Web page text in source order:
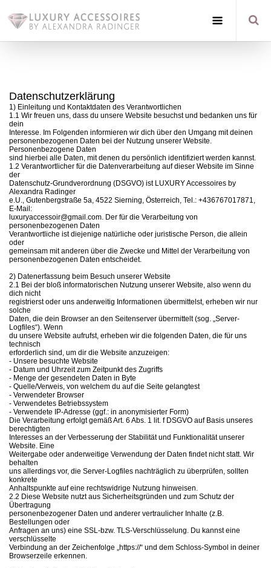
Datenschutzerklärung
1) Einleitung und Kontaktdaten des Verantwortlichen
1.1 Wir freuen uns, dass du unsere Website besuchst und bedanken uns für
dein
Interesse. Im Folgenden informieren wir dich über den Umgang mit deinen
personenbezogenen Daten bei der Nutzung unserer Website.
Personenbezogene Daten
sind hierbei alle Daten, mit denen du persönlich identifiziert werden kannst.
1.2 Verantwortlicher für die Datenverarbeitung auf dieser Website im Sinne
der
Datenschutz-Grundverordnung (DSGVO) ist LUXURY Accessoires by
Alexandra Radinger
e.U., Gutenbergstraße 5a, 4522 Sierning, Österreich, Tel.: +436767017871,
E-Mail:
luxuryaccessoir@gmail.com. Der für die Verarbeitung von
personenbezogenen Daten
Verantwortliche ist diejenige natürliche oder juristische Person, die allein
oder
gemeinsam mit anderen über die Zwecke und Mittel der Verarbeitung von
personenbezogenen Daten entscheidet.
2) Datenerfassung beim Besuch unserer Website
2.1 Bei der bloß informatorischen Nutzung unserer Website, also wenn du
dich nicht
registrierst oder uns anderweitig Informationen übermittelst, erheben wir nur
solche
Daten, die dein Browser an den Seitenserver übermittelt (sog. „Server-
Logfiles“). Wenn
du unsere Website aufrufst, erheben wir die folgenden Daten, die für uns
technisch
erforderlich sind, um dir die Website anzuzeigen:
- Unsere besuchte Website
- Datum und Uhrzeit zum Zeitpunkt des Zugriffs
- Menge der gesendeten Daten in Byte
- Quelle/Verweis, von welchem du auf die Seite gelangtest
- Verwendeter Browser
- Verwendetes Betriebssystem
- Verwendete IP-Adresse (ggf.: in anonymisierter Form)
Die Verarbeitung erfolgt gemäß Art. 6 Abs. 1 lit. f DSGVO auf Basis unseres
berechtigten
Interesses an der Verbesserung der Stabilität und Funktionalität unserer
Website. Eine
Weitergabe oder anderweitige Verwendung der Daten findet nicht statt. Wir
behalten
uns allerdings vor, die Server-Logfiles nachträglich zu überprüfen, sollten
konkrete
Anhaltspunkte auf eine rechtswidrige Nutzung hinweisen.
2.2 Diese Website nutzt aus Sicherheitsgründen und zum Schutz der
Übertragung
personenbezogener Daten und anderer vertraulicher Inhalte (z.B.
Bestellungen oder
Anfragen an uns) eine SSL-bzw. TLS-Verschlüsselung. Du kannst eine
verschlüsselte
Verbindung an der Zeichenfolge „https://“ und dem Schloss-Symbol in deiner
Browserzeile erkennen.